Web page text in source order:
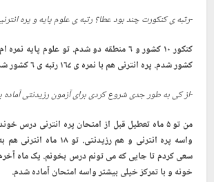
-رتبه ی کنکورت چند بود عطا؟ رتبه ی علوم پایه و پره
کشور شدم. پره انترنی هم با نمره ی ۱۶۷ رتبه ی ۶ کشور شدم.
-از کی به طور جدی شروع کردی برای آزمون رزیدنتی
من تو ۵ ماه تعطیل قبل از امتحان پره انترنی درس
واسه پره انترنی و هم
سعی کردم تا جایی که می تونم درس بخونم. یک ماه
خونه و با تمرکز خیلی بیشتر واسه امتحان آماده شدم.